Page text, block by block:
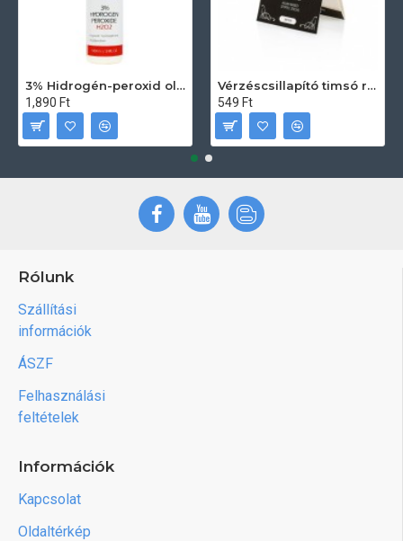
3% Hidrogén-peroxid oldat (sebfertőtlenítő) 100ml
1,890 Ft
Vérzéscsillapító timsó rúd 20db
549 Ft
Rólunk
Szállítási
információk
ÁSZF
Felhasználási
feltételek
Információk
Kapcsolat
Oldaltérkép